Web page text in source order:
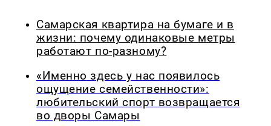
Самарская квартира на бумаге и в
жизни: почему одинаковые метры
работают по-разному?
«Именно здесь у нас появилось
ощущение семейственности»:
любительский спорт возвращается
во дворы Самары